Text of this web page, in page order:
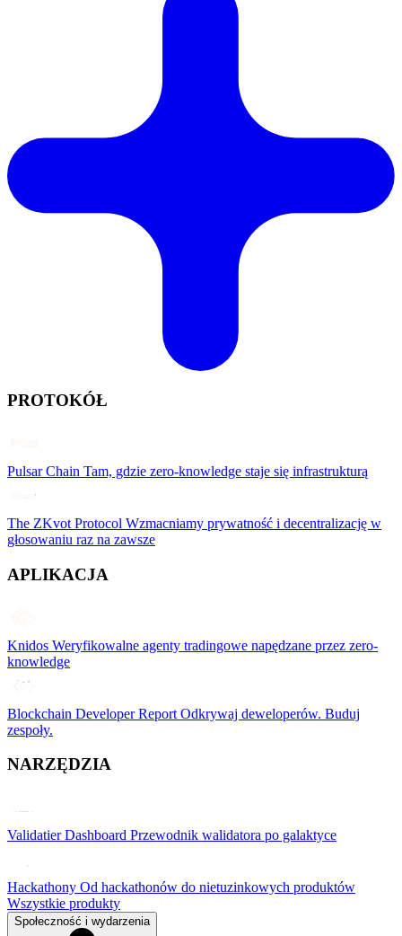
PROTOKÓŁ
Pulsar Chain Tam, gdzie zero-knowledge staje się infrastrukturą
The ZKvot Protocol Wzmacniamy prywatność i decentralizację w
głosowaniu raz na zawsze
APLIKACJA
Knidos Weryfikowalne agenty tradingowe napędzane przez zero-
knowledge
Blockchain Developer Report Odkrywaj deweloperów. Buduj
zespoły.
NARZĘDZIA
Validatier Dashboard Przewodnik walidatora po galaktyce
Hackathony Od hackathonów do nietuzinkowych produktów
Wszystkie produkty
Społeczność i wydarzenia